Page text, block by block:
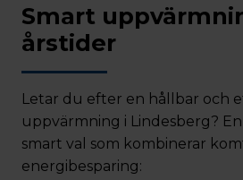
Smart
årstider
Letar du efter en hållbar och
uppvärmning i Lindesberg?
smart val som kombinerar
energibesparing: